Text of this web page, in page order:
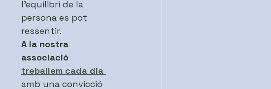
l’equilibri de la
persona es pot
ressentir.
A la nostra
associació
treballem cada dia
amb una convicció